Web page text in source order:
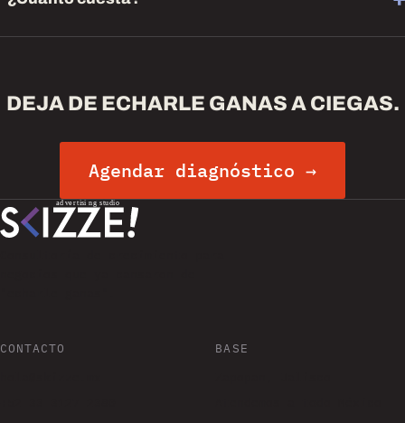
DEJA DE ECHARLE GANAS A CIEGAS.
Agendar diagnóstico →
CONTACTO
BASE